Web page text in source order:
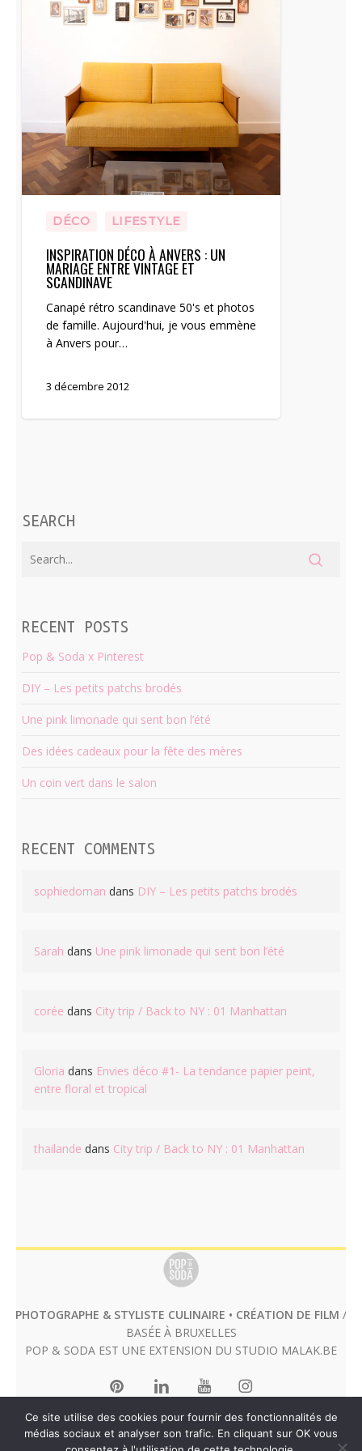
DÉCO LIFESTYLE
INSPIRATION DÉCO À ANVERS : UN
MARIAGE ENTRE VINTAGE ET
SCANDINAVE
Canapé rétro scandinave 50's et photos
de famille. Aujourd'hui, je vous emmène
à Anvers pour…
3 décembre 2012
SEARCH
RECENT POSTS
Pop & Soda x Pinterest
DIY – Les petits patchs brodés
Une pink limonade qui sent bon l’été
Des idées cadeaux pour la fête des mères
Un coin vert dans le salon
RECENT COMMENTS
sophiedoman dans DIY – Les petits patchs brodés
Sarah dans Une pink limonade qui sent bon l’été
corée dans City trip / Back to NY : 01 Manhattan
Gloria dans Envies déco #1- La tendance papier peint,
entre floral et tropical
thailande dans City trip / Back to NY : 01 Manhattan
PHOTOGRAPHE & STYLISTE CULINAIRE • CRÉATION DE FILM /
BASÉE À BRUXELLES
POP & SODA EST UNE EXTENSION DU STUDIO MALAK.BE
Ce site utilise des cookies pour fournir des fonctionnalités de
médias sociaux et analyser son trafic. En cliquant sur OK vous